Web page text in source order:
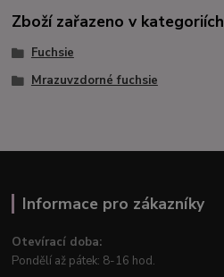
Zboží zařazeno v kategoriích
Fuchsie
Mrazuvzdorné fuchsie
Informace pro zákazníky
Otevírací doba:
Pondělí až pátek: 8-16 hod.